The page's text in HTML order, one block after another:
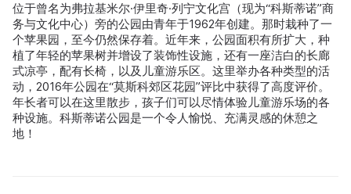
位于曾名为弗拉基米尔·伊里奇·列宁文化宫（现为“科斯蒂诺”商
务与文化中心）旁的公园由青年于1962年创建。那时栽种了一
个苹果园，至今仍然保存着。近年来，公园面积有所扩大，种
植了年轻的苹果树并增设了装饰性设施，还有一座洁白的长廊
式凉亭，配有长椅，以及儿童游乐区。这里举办各种类型的活
动，2016年公园在“莫斯科郊区花园”评比中获得了高度评价。
年长者可以在这里散步，孩子们可以尽情体验儿童游乐场的各
种设施。科斯蒂诺公园是一个令人愉悦、充满灵感的休憩之
地！